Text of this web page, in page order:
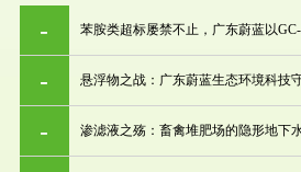
苯胺类超标屡禁不止，广东蔚蓝以
悬浮物之战：广东蔚蓝生态环境科技
渗滤液之殇：畜禽堆肥场的隐形地下